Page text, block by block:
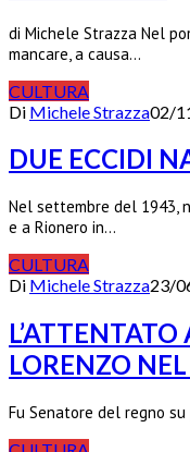
di Michele Strazza Nel
mancare, a causa…
CULTURA
Di Michele Strazza02/
DUE ECCIDI
Nel settembre del 1943,
e a Rionero in…
CULTURA
Di Michele Strazza23/
L’ATTENTATO
LORENZO
Fu Senatore del regno